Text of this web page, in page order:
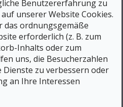
Benutzererfahrung zu
unserer Website Cookies.
das ordnungsgemäße
erforderlich (z. B. zum
Inhalts oder zum
uns, die Besucherzahlen
Dienste zu verbessern oder
an Ihre Interessen